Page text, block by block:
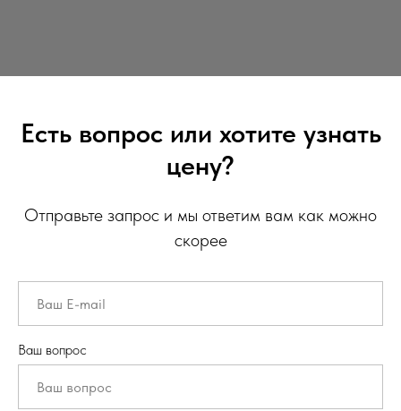
Есть вопрос или хотите узнать
цену?
Отправьте запрос и мы ответим вам как можно
скорее
Ваш вопрос